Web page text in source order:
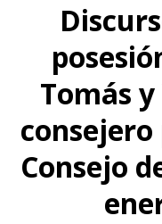
Tomás
Consejo